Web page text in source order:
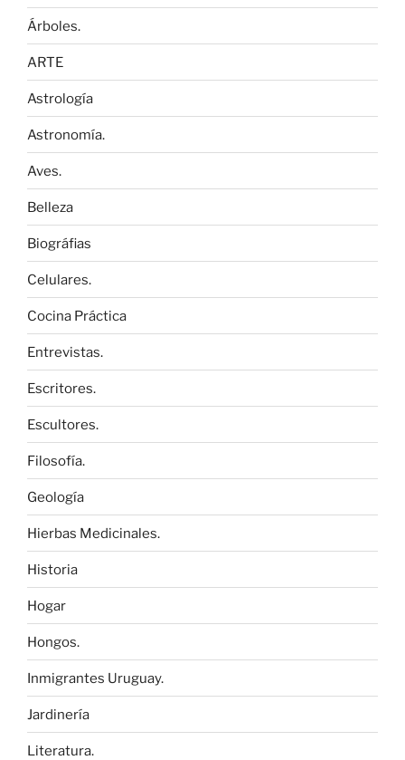
Árboles.
ARTE
Astrología
Astronomía.
Aves.
Belleza
Biográfias
Celulares.
Cocina Práctica
Entrevistas.
Escritores.
Escultores.
Filosofía.
Geología
Hierbas Medicinales.
Historia
Hogar
Hongos.
Inmigrantes Uruguay.
Jardinería
Literatura.